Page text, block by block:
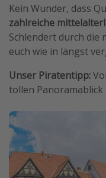
Kein Wunder, dass
zahlreiche
Schlendert durch die
euch wie in längst
Unser Piratentipp:
tollen Panoramablick